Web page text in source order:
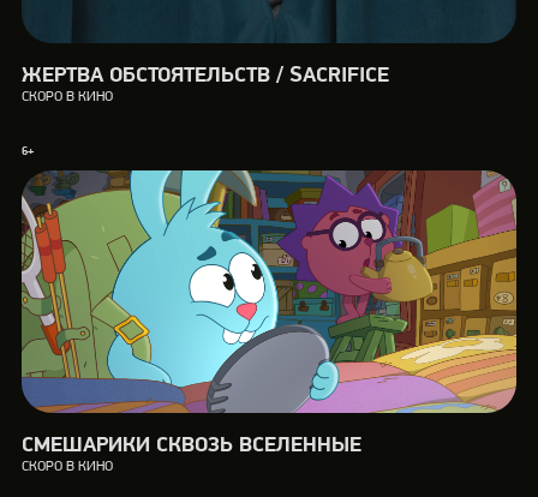
ЖЕРТВА ОБСТОЯТЕЛЬСТВ / SACRIFICE
СКОРО В КИНО
6+
СМЕШАРИКИ СКВОЗЬ ВСЕЛЕННЫЕ
СКОРО В КИНО